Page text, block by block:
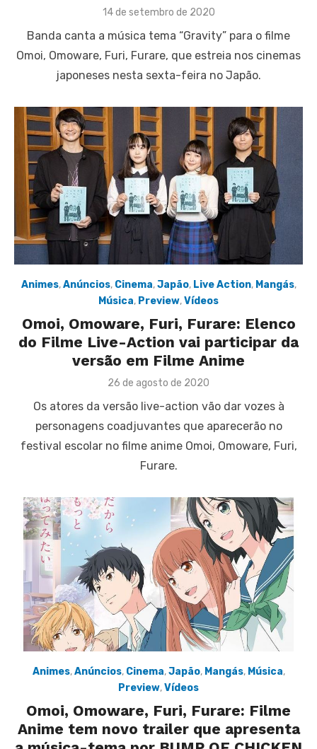
Posted
14 de setembro de 2020
Banda canta a música tema “Gravity” para o filme
Omoi, Omoware, Furi, Furare, que estreia nos cinemas
japoneses nesta sexta-feira no Japão.
Animes,Anúncios, Cinema,Japão, Live Action, Mangás,
Música, Preview,Vídeos
Omoi, Omoware, Furi, Furare: Elenco
do Filme Live-Action vai participar da
versão em Filme Anime
Posted
26 de agosto de 2020
Os atores da versão live-action vão dar vozes à
personagens coadjuvantes que aparecerão no
festival escolar no filme anime Omoi, Omoware, Furi,
Furare.
Animes,Anúncios, Cinema,Japão, Mangás, Música,
Preview,Vídeos
Omoi, Omoware, Furi, Furare: Filme
Anime tem novo trailer que apresenta